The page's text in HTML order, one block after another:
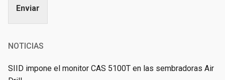
Enviar
NOTICIAS
SIID impone el monitor CAS 5100T en las sembradoras Air